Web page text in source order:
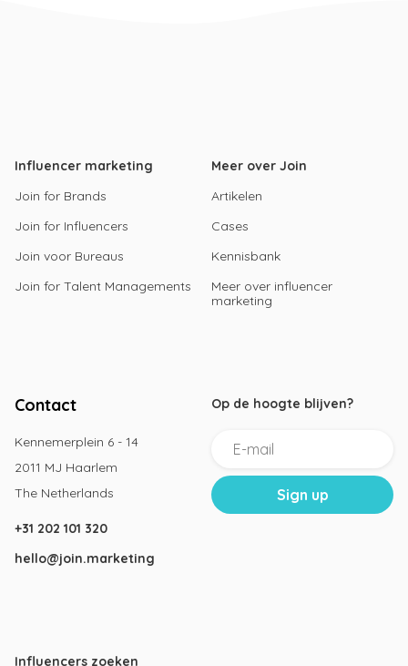
Influencer marketing
Join for Brands
Join for Influencers
Join voor Bureaus
Join for Talent Managements
Meer over Join
Artikelen
Cases
Kennisbank
Meer over influencer
marketing
Contact
Kennemerplein 6 - 14
2011 MJ Haarlem
The Netherlands
+31 202 101 320
hello@join.marketing
Op de hoogte blijven?
Influencers zoeken